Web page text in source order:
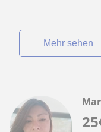
Mehr sehen
25